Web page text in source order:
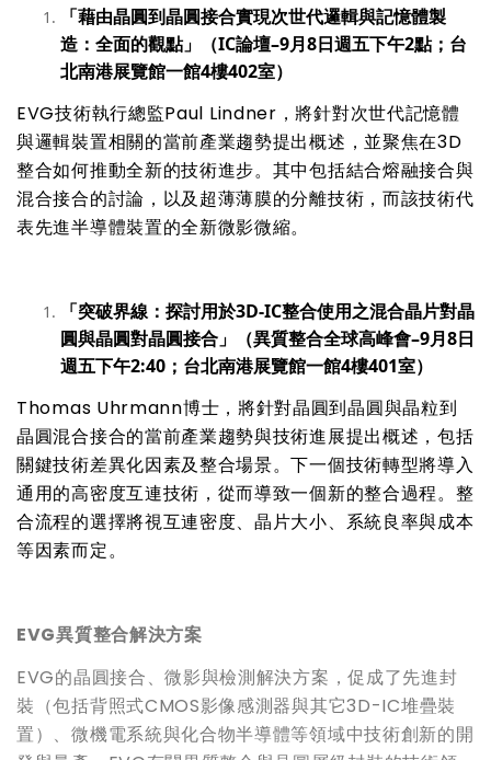
「藉由晶圓到晶圓接合實現次世代邏輯與記憶體製
造：全面的觀點」（IC論壇–9月8日週五下午2點；台
北南港展覽館一館4樓402室）
EVG技術執行總監Paul Lindner ，將針對次世代記憶體
與邏輯裝置相關的當前產業趨勢提出概述，並聚焦在3D
整合如何推動全新的技術進步。其中包括結合熔融接合與
混合接合的討論，以及超薄薄膜的分離技術，而該技術代
表先進半導體裝置的全新微影微縮。
「突破界線：探討用於3D-IC整合使用之混合晶片對晶
圓與晶圓對晶圓接合」（異質整合全球高峰會–9月8日
週五下午2:40 ；台北南港展覽館一館4樓401室）
Thomas Uhrmann博士，將針對晶圓到晶圓與晶粒到
晶圓混合接合的當前產業趨勢與技術進展提出概述，包括
關鍵技術差異化因素及整合場景。下一個技術轉型將導入
通用的高密度互連技術，從而導致一個新的整合過程。整
合流程的選擇將視互連密度、晶片大小、系統良率與成本
等因素而定。
EVG異質整合解決方案
EVG的晶圓接合、微影與檢測解決方案，促成了先進封
裝（包括背照式CMOS影像感測器與其它3D-IC堆疊裝
置）、微機電系統與化合物半導體等領域中技術創新的開